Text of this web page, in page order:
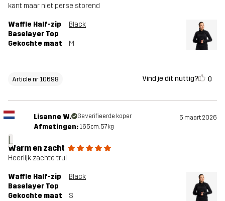
kant maar niet perse storend
Waffle Half-zip
Baselayer Top
Black
Gekochte maat M
Article nr 10698 Vind je dit nuttig? 0
L
Lisanne W. Geverifieerde koper 5 maart 2026
Afmetingen: 165cm, 57kg
Warm en zacht
Heerlijk zachte trui
Waffle Half-zip
Baselayer Top
Black
Gekochte maat S